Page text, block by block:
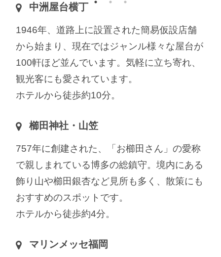
中洲屋台横丁
1946年、道路上に設置された簡易仮設店舗
から始まり、現在ではジャンル様々な屋台が
100軒ほど並んでいます。気軽に立ち寄れ、
観光客にも愛されています。
ホテルから徒歩約10分。
櫛田神社・山笠
757年に創建された、「お櫛田さん」の愛称
で親しまれている博多の総鎮守。境内にある
飾り山や櫛田銀杏など見所も多く、散策にも
おすすめのスポットです。
ホテルから徒歩約4分。
マリンメッセ福岡